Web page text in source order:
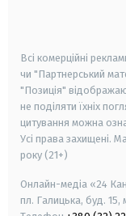
Всі комерційні
чи "Партнерський
"Позиція"
не поділяти їхніх
цитування можна
Усі права захищені.
року (21+)
Онлайн-медіа «24
пл. Галицька, буд. 15,